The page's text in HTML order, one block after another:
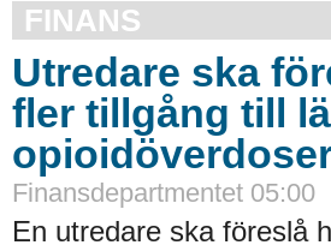
FINANS
Utredare ska
fler tillgång till
Finansdepartmentet 05:00
En utredare ska föreslå